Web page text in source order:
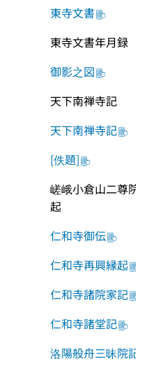
東寺文書
東寺文書年月録
御影之図
天下南禅寺記
天下南禅寺記
[佚題]
嵯峨小倉山二尊院
起
仁和寺御伝
仁和寺再興縁起
仁和寺諸院家記
仁和寺諸堂記
洛陽般舟三昧院記